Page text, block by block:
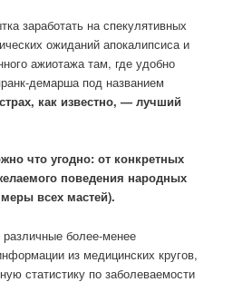
заработать на спекулятивных
ожиданий апокалипсиса и
ажиотажа там, где удобно
демарша под названием
как известно, — лучший
что угодно: от конкретных
поведения народных
всех мастей).
более-менее
из медицинских кругов,
статистику по заболеваемости